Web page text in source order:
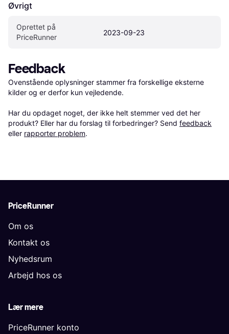
Øvrigt
Oprettet på
PriceRunner
2023-09-23
Feedback
Ovenstående oplysninger stammer fra forskellige eksterne
kilder og er derfor kun vejledende.
Har du opdaget noget, der ikke helt stemmer ved det her
produkt? Eller har du forslag til forbedringer? Send feedback
eller rapporter problem.
PriceRunner
Om os
Kontakt os
Nyhedsrum
Arbejd hos os
Lær mere
PriceRunner konto